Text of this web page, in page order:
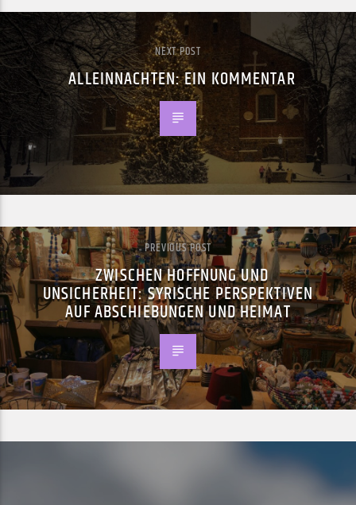
NEXT POST
ALLEINNACHTEN: EIN KOMMENTAR
PREVIOUS POST
ZWISCHEN HOFFNUNG UND
UNSICHERHEIT: SYRISCHE PERSPEKTIVEN
AUF ABSCHIEBUNGEN UND HEIMAT